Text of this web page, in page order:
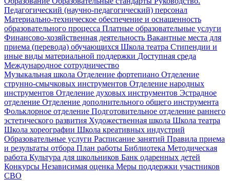
Педагогический (научно-педагогический) персонал
Материально-техническое обеспечение и оснащенность
образовательного процесса Платные образовательные услуги
Финансово-хозяйственная деятельность Вакантные места для
приема (перевода) обучающихся Школа театра Стипендии и
иные виды материальной поддержки Доступная среда
Международное сотрудничество
Музыкальная школа Отделение фортепиано Отделение
струнно-смычковых инструментов Отделение народных
инструментов Отделение духовых инструментов Эстрадное
отделение Отделение дополнительного общего инструмента
Фольклорное отделение Подготовительное отделение раннего
эстетического развития Художественная школа Школа‌‌‌‌ театра
Школа хореографии Школа креативных индустрий
Образовательные услуги Расписание занятий Правила приема
и результаты отбора План работы Библиотека Методическая
работа Культура для школьников Банк одаренных детей
Конкурсы Независимая оценка Меры поддержки участников
СВО